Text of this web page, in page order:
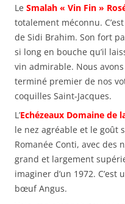
Le Smalah « Vin Fin »
totalement méconnu.
de Sidi Brahim. Son fort
si long en bouche qu’il
vin admirable. Nous
terminé premier de nos
coquilles Saint-Jacques.
L’Echézeaux Domaine de
le nez agréable et le goût
Romanée Conti, avec des
grand et largement
imaginer d’un 1972.
bœuf Angus.